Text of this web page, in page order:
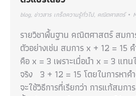
blog, ข่าวสาร เกร็ดความรู้ทั่วไป, คณิตศาสตร์
รายวิชาพื้นฐาน คณิตศาสตร์ สมกา
ตัวอย่างเช่น สมการ x + 12 = 15
คือ x = 3 เพราะเมื่อนำ x = 3 แท
จริง 3 + 12 = 15 โดยในการหาค
จะใช้วิธีการที่เรียกว่า การแก้สมก